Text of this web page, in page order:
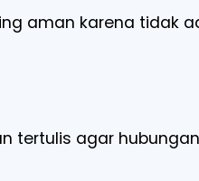
aman karena tidak
tertulis agar hubungan